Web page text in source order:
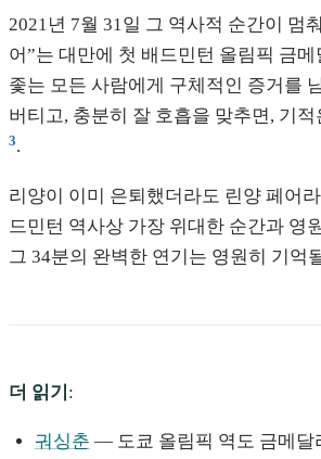
2021년 7월 31일 그 역사적 순간이 멈
어”는 대만에 첫 배드민턴 올림픽 금
좇는 모든 사람에게 구체적인 증거를
버티고, 충분히 잘 호흡을 맞추면, 기
3.
리양이 이미 은퇴했더라도 린양 페어
드민턴 역사상 가장 위대한 순간과 영
그 34분의 완벽한 연기는 영원히 기억
더 읽기 :
궈싱춘 — 도쿄 올림픽 역도 금메달